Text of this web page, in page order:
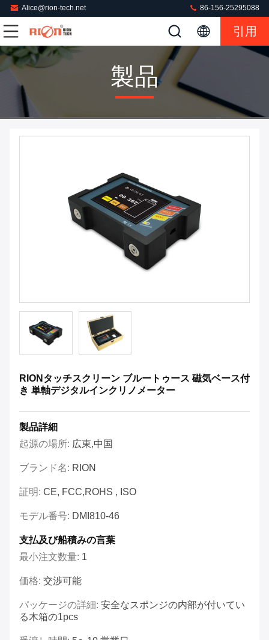
Alice@rion-tech.net 86-156-25295088
引用
製品
RIONタッチスクリーン ブルートゥース 磁気ベース付
き 単軸デジタルインクリノメーター
製品詳細
起源の場所: 広東,中国
ブランド名: RION
証明: CE, FCC,ROHS , ISO
モデル番号: DMI810-46
支払及び船積みの言葉
最小注文数量: 1
価格: 交渉可能
パッケージの詳細: 安全なスポンジの内部が付いてい
る木箱の1pcs